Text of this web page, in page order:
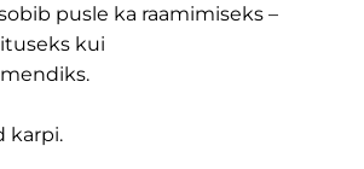
pusle ka raamimiseks –
kui
karpi.